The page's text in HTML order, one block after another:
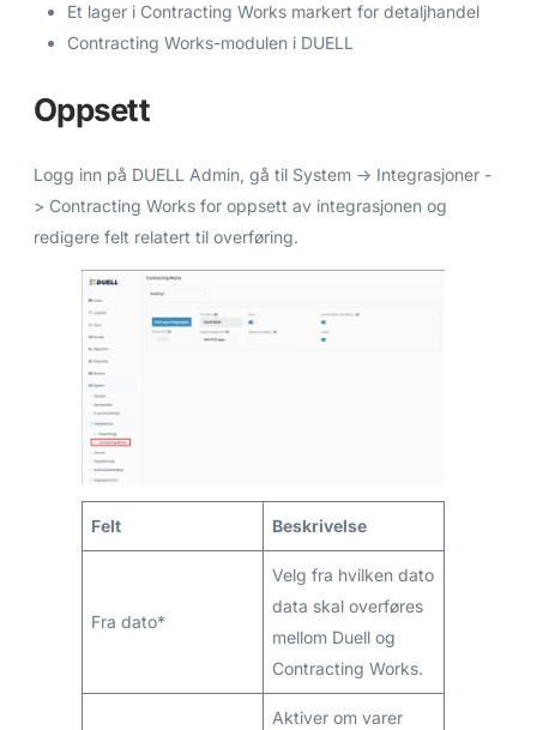
Et lager i Contracting Works markert for detaljhandel
Contracting Works-modulen i DUELL
Oppsett
Logg inn på DUELL Admin, gå til System -> Integrasjoner -
> Contracting Works for oppsett av integrasjonen og
redigere felt relatert til overføring.
Felt Beskrivelse
Fra dato*
Velg fra hvilken dato
data skal overføres
mellom Duell og
Contracting Works.
Aktiver om varer